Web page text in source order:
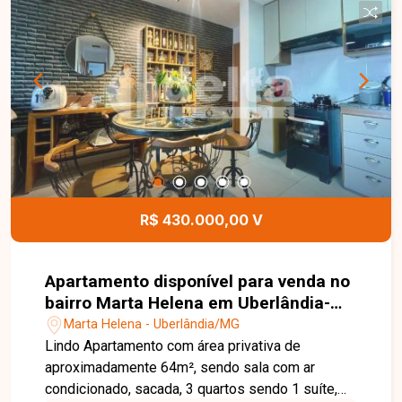
busca um imóvel diferenciado e bem localizado.
Entre em contato para mais informações.
R$ 430.000,00 V
Apartamento disponível para venda no
bairro Marta Helena em Uberlândia-
MGMarta Helena - Uberlândia/MG
Lindo Apartamento com área privativa de
aproximadamente 64m², sendo sala com ar
condicionado, sacada, 3 quartos sendo 1 suíte,